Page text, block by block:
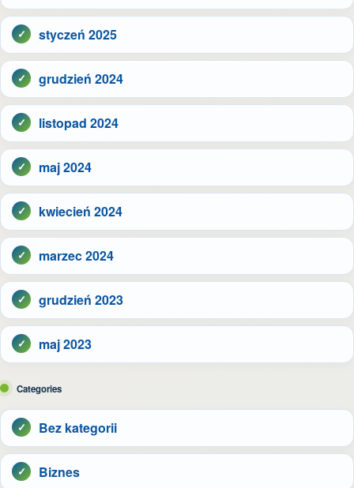
styczeń 2025
grudzień 2024
listopad 2024
maj 2024
kwiecień 2024
marzec 2024
grudzień 2023
maj 2023
Categories
Bez kategorii
Biznes